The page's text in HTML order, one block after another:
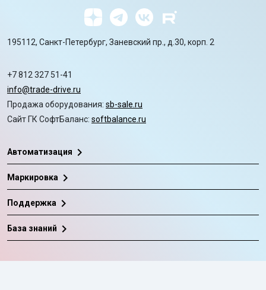
195112, Санкт-Петербург, Заневский пр., д.30, корп. 2
+7 812 327 51-41
info@trade-drive.ru
Продажа оборудования: sb-sale.ru
Сайт ГК СофтБаланс: softbalance.ru
Автоматизация chevron_right
Маркировка chevron_right
Поддержка chevron_right
База знаний chevron_right